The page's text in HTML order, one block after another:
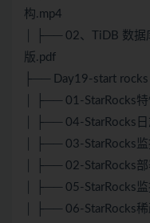
构.mp4
│ ├── 02、TiDB 数据
版.pdf
├── Day19-start rocks
│ ├── 01-StarRocks特
│ ├── 04-StarRocks日
│ ├── 03-StarRocks监
│ ├── 02-StarRocks部
│ ├── 05-StarRocks
│ ├── 06-StarRocks